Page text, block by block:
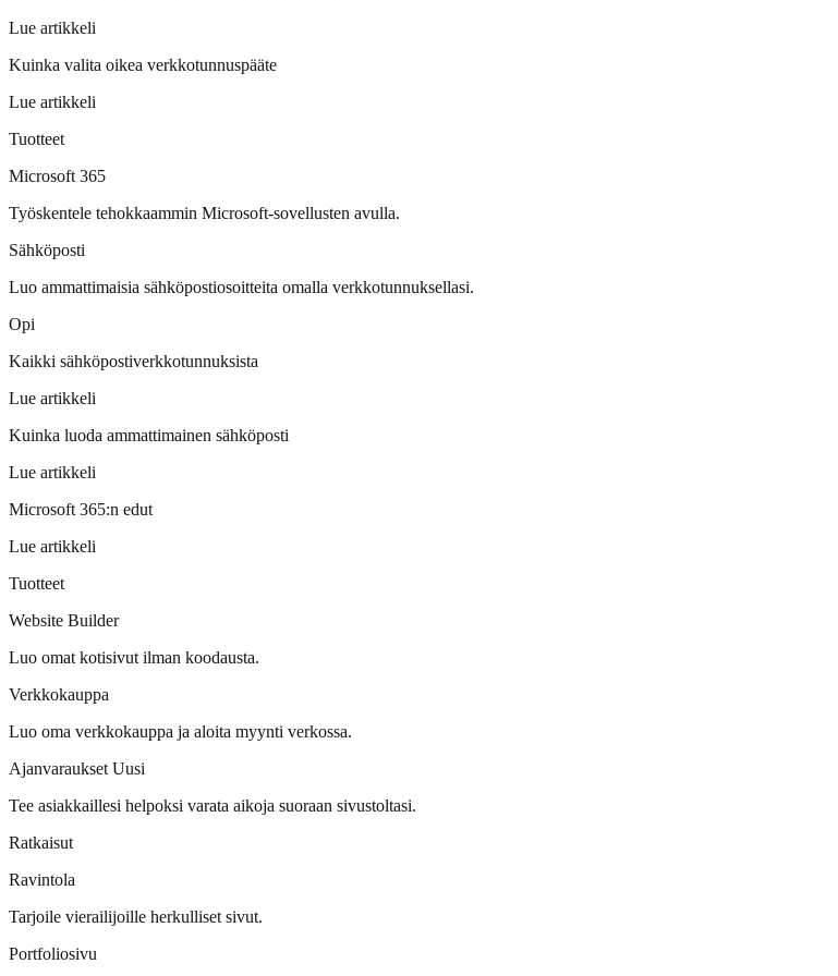
Lue artikkeli
Kuinka valita oikea verkkotunnuspääte
Lue artikkeli
Tuotteet
Microsoft 365
Työskentele tehokkaammin Microsoft-sovellusten avulla.
Sähköposti
Luo ammattimaisia sähköpostiosoitteita omalla verkkotunnuksellasi.
Opi
Kaikki sähköpostiverkkotunnuksista
Lue artikkeli
Kuinka luoda ammattimainen sähköposti
Lue artikkeli
Microsoft 365:n edut
Lue artikkeli
Tuotteet
Website Builder
Luo omat kotisivut ilman koodausta.
Verkkokauppa
Luo oma verkkokauppa ja aloita myynti verkossa.
Ajanvaraukset Uusi
Tee asiakkaillesi helpoksi varata aikoja suoraan sivustoltasi.
Ratkaisut
Ravintola
Tarjoile vierailijoille herkulliset sivut.
Portfoliosivu